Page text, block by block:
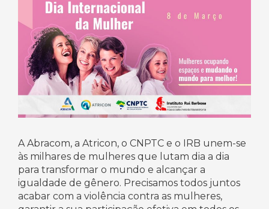
A Abracom, a Atricon, o CNPTC e o IRB unem-se
às milhares de mulheres que lutam dia a dia
para transformar o mundo e alcançar a
igualdade de gênero. Precisamos todos juntos
acabar com a violência contra as mulheres,